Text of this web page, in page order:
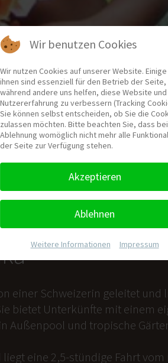
einer Schweizerin geleitet und
bietet Unterkünfte mit einem
Außenpool und tropische
liegt eine 2,5-stündige Fahrt
Wir benutzen Cookies
Wir nutzen Cookies auf unserer Website.
ihnen sind essenziell für den Betrieb der Seite,
während andere uns helfen, diese Website
Nutzererfahrung zu verbessern (Tracking
Sie können selbst entscheiden, ob Sie die
zulassen möchten. Bitte beachten Sie, dass
Ablehnung womöglich nicht mehr alle
der Seite zur Verfügung stehen.
Akzeptieren
Ablehnen
Weitere Informationen Impressum